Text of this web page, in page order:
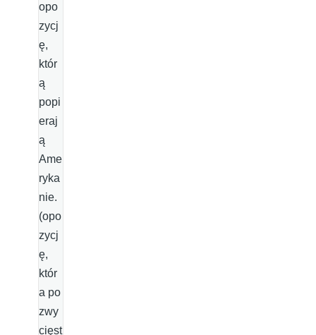
opo
zycj
ę,
któr
ą
popi
eraj
ą
Ame
ryka
nie.
(opo
zycj
ę,
któr
a po
zwy
cięst